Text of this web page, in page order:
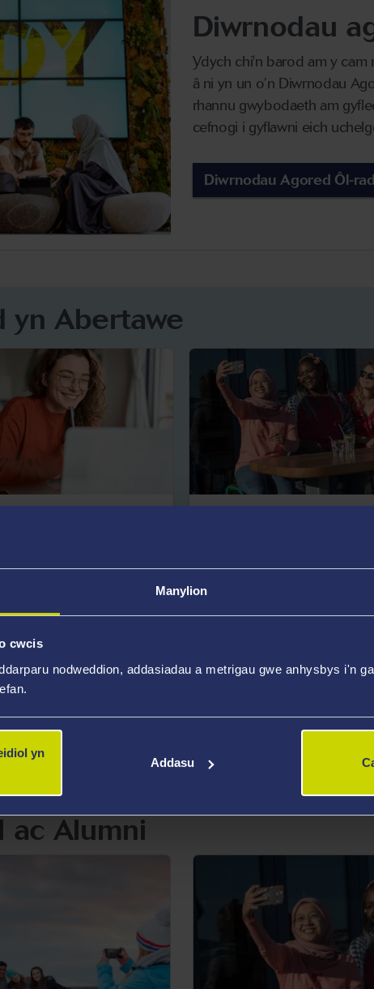
Manylion
cwcis
nodweddion, addasiadau a metrigau gwe anhysbys i'n
yn
Addasu
Diwrnodau
Ydych chi'n barod am y cam
â ni yn un o’n Diwrnodau
rhannu gwybodaeth am
cefnogi i gyflawni eich
Diwrnodau Agored Ôl-
yn Abertawe
Dosbarthiadau Meistr yn
ein cyrsiau trwy
nawr
ein Hysgol Haf mis
Gwnewch cais
ac Alumni